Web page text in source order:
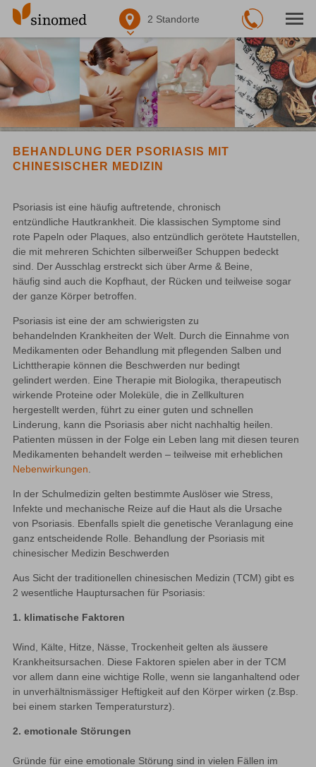
2 Standorte
BEHANDLUNG DER PSORIASIS MIT
CHINESISCHER MEDIZIN
Psoriasis ist eine häufig auftretende, chronisch
entzünd­liche Hautkrankheit. Die klassischen Symptome sind
rote Papeln oder Plaques, also entzündlich gerötete Hautstellen,
die mit mehreren Schichten silberweißer Schuppen bedeckt
sind. Der Ausschlag erstreckt sich über Arme & Beine,
häufig sind auch die Kopfhaut, der Rücken und teilweise sogar
der ganze Körper betroffen.
Psoriasis ist eine der am schwierigsten zu
behandelnd­en Krankheiten der Welt. Durch die Einnahme von
Medikamenten oder Behandlung mit pflegenden Salben und
Lichttherapie können die Beschwerden nur bedingt
gelindert werden. Eine Therapie mit Biologika, therapeutisch
wirkende Proteine oder Moleküle, die in Zellkulturen
hergestellt werden, führt zu einer guten und schnellen
Linderung, kann die Psoriasis aber nicht nachhaltig heilen.
Patienten müssen in der Folge ein Leben lang mit diesen teuren
Medikamenten behandelt werden – teilweise mit erheblichen
Nebenwirkungen
In der Schulmedizin gelten bestimmte Auslöser wie Stress,
Infekte und mechanische Reize auf die Haut als die Ursache
von Psoriasis. Ebenfalls spielt die genetische Veranlagung eine
ganz entscheidende Rolle. Behandlung der Psoriasis mit
chinesischer Medizin Beschwerden
Aus Sicht der traditionellen chinesischen Medizin (TCM) gibt es
2 wesentliche Hauptursachen für Psoriasis:
1. klimatische Faktoren
Wind, Kälte, Hitze, Nässe, Trockenheit gelten als äussere
Krankheitsursachen. Diese Faktoren spielen aber in der TCM
vor allem dann eine wichtige Rolle, wenn sie langanhaltend oder
in unverhältnismässiger Heftigkeit auf den Körper wirken (z.Bsp.
bei einem starken Temperatursturz).
2. emotionale Störungen
Gründe für eine emotionale Störung sind in vielen Fällen im